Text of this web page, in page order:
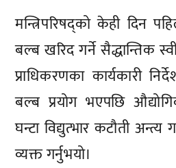
मन्त्रिपरिषद्को केही दिन
बल्ब खरिद गर्ने सैद्धान्तिक
प्राधिकरणका कार्यकारी
बल्ब प्रयोग भएपछि
घन्टा विद्युत्भार कटौती अन्त्य
व्यक्त गर्नुभयो।